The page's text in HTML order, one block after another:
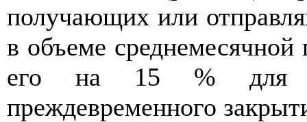
получающих или
в объеме среднемесячной
его на 15 % для
преждевременного